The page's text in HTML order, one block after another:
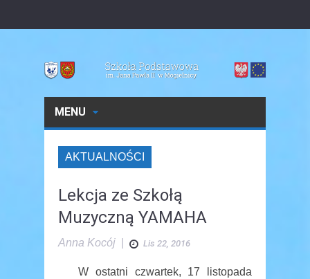
MENU
AKTUALNOŚCI
Lekcja ze Szkołą
Muzyczną YAMAHA
Anna Kocój Lis 22, 2016
W ostatni czwartek, 17 listopada